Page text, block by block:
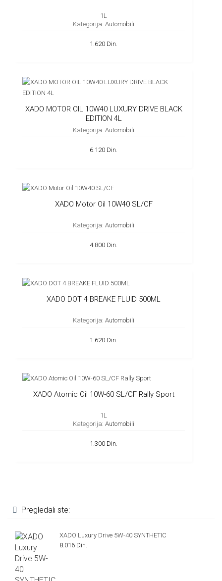
1L
Kategorija: Automobili
1.620 Din.
XADO MOTOR OIL 10W40 LUXURY DRIVE BLACK
EDITION 4L
Kategorija: Automobili
6.120 Din.
XADO Motor Oil 10W40 SL/CF
Kategorija: Automobili
4.800 Din.
XADO DOT 4 BREAKE FLUID 500ML
Kategorija: Automobili
1.620 Din.
XADO Atomic Oil 10W-60 SL/CF Rally Sport
1L
Kategorija: Automobili
1.300 Din.
Pregledali ste:
XADO Luxury Drive 5W-40 SYNTHETIC
8.016 Din.